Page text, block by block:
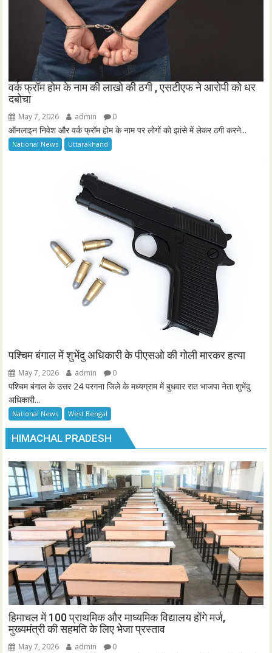
वर्क फ्रॉम होम के नाम की लाखो की ठगी , एसटीएफ ने आरोपी को धर
दबोचा
May 7, 2026 admin 0
ऑनलाइन निवेश और वर्क फ्रॉम होम के नाम पर लोगों को झांसे में लेकर ठगी करने...
National News Uttarakhand
पश्चिम बंगाल में शुभेंदु अधिकारी के पीएसओ की गोली मारकर हत्या
May 7, 2026 admin 0
पश्चिम बंगाल के उत्तर 24 परगना जिले के मध्यग्राम में बुधवार रात भाजपा नेता शुभेंदु
अधिकारी...
National News West Bengal
HIMACHAL PRADESH
हिमाचल में 100 प्राथमिक और माध्यमिक विद्यालय होंगे मर्ज,
मुख्यमंत्री की सहमति के लिए भेजा प्रस्ताव
May 7, 2026 admin 0